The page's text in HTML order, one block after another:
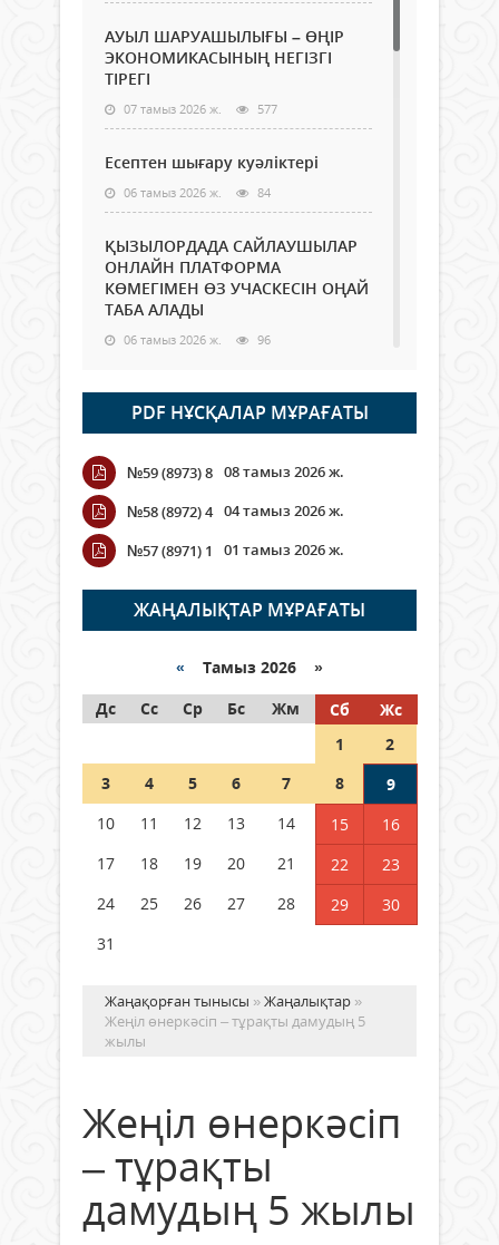
АУЫЛ ШАРУАШЫЛЫҒЫ – ӨҢІР
ЭКОНОМИКАСЫНЫҢ НЕГІЗГІ
ТІРЕГІ
07 тамыз 2026 ж. 577
Есептен шығару куәліктері
06 тамыз 2026 ж. 84
ҚЫЗЫЛОРДАДА САЙЛАУШЫЛАР
ОНЛАЙН ПЛАТФОРМА
КӨМЕГІМЕН ӨЗ УЧАСКЕСІН ОҢАЙ
ТАБА АЛАДЫ
06 тамыз 2026 ж. 96
Open Air: Қызылорда облысы
полиция департаменті 20
мыңнан астам көрерменнің
қауіпсіздігін қамтамасыз етті
06 тамыз 2026 ж.
Wi-Fi ҚАБЫРҒА АРҚЫЛЫ ҚАЛАЙ
ӨТЕДІ?
06 тамыз 2026 ж. 274
граждане Казахстана,
05 тамыз 2026 ж. 155
Шетелде жүрген Қазақстан
азаматтары қалай дауыс бере
PDF НҰСҚАЛАР МҰРАҒАТЫ
№59 (8973) 8 08 тамыз 2026 ж.
№58 (8972) 4 04 тамыз 2026 ж.
№57 (8971) 1
01 тамыз 2026 ж.
ЖАҢАЛЫҚТАР МҰРАҒАТЫ
« Тамыз 2026 »
Дс
Сс Ср Бс Жм Сб
Жс
1
2
3
4 5 6 7 8
9
10
11 12 13 14 15
16
17
18 19 20 21 22
23
24
25 26 27 28 29
30
31
Жаңақорған тынысы »Жаңалықтар »
Жеңіл өнеркәсіп – тұрақты дамудың 5
жылы
Жеңіл өнеркәсіп
– тұрақты
дамудың 5 жылы